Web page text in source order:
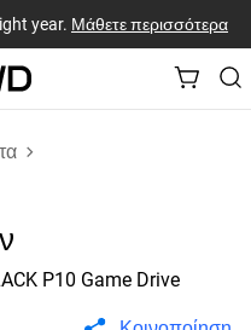
year. Μάθετε περισσότερα
P10 Game Drive